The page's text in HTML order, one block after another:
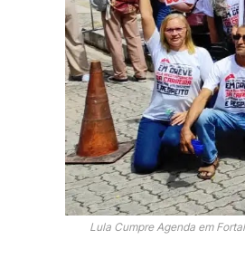
Lula Cumpre Agenda em